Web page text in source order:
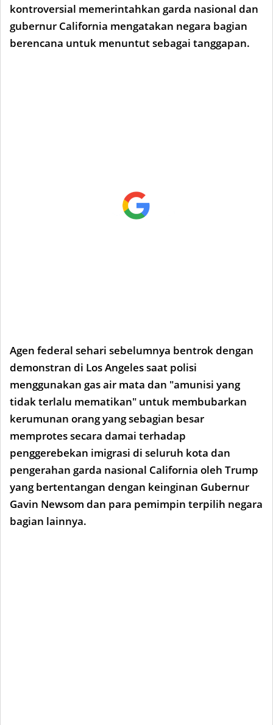
kontroversial memerintahkan garda nasional dan
gubernur California mengatakan negara bagian
berencana untuk menuntut sebagai tanggapan.
Agen federal sehari sebelumnya bentrok dengan
demonstran di Los Angeles saat polisi
menggunakan gas air mata dan "amunisi yang
tidak terlalu mematikan" untuk membubarkan
kerumunan orang yang sebagian besar
memprotes secara damai terhadap
penggerebekan imigrasi di seluruh kota dan
pengerahan garda nasional California oleh Trump
yang bertentangan dengan keinginan Gubernur
Gavin Newsom dan para pemimpin terpilih negara
bagian lainnya.